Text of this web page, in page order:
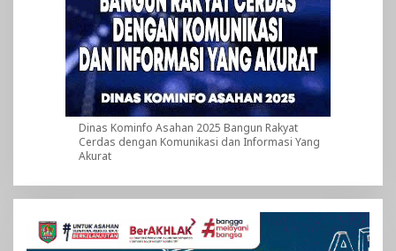
Dinas Kominfo Asahan 2025 Bangun Rakyat
Cerdas dengan Komunikasi dan Informasi Yang
Akurat
Pemutar
Video